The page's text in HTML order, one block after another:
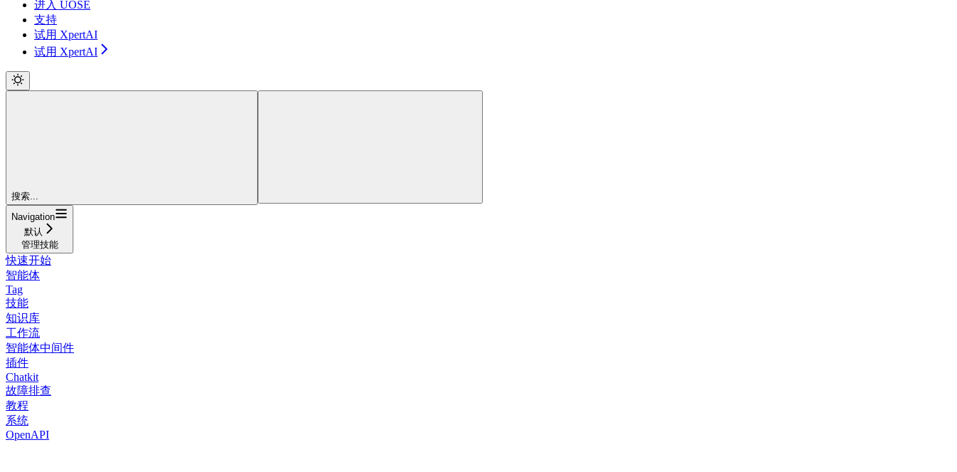
进入 UOSE
支持
试用 XpertAI
试用 XpertAI
搜索...
Navigation
默认
管理技能
快速开始
智能体
Tag
技能
知识库
工作流
智能体中间件
插件
Chatkit
故障排查
教程
系统
OpenAPI